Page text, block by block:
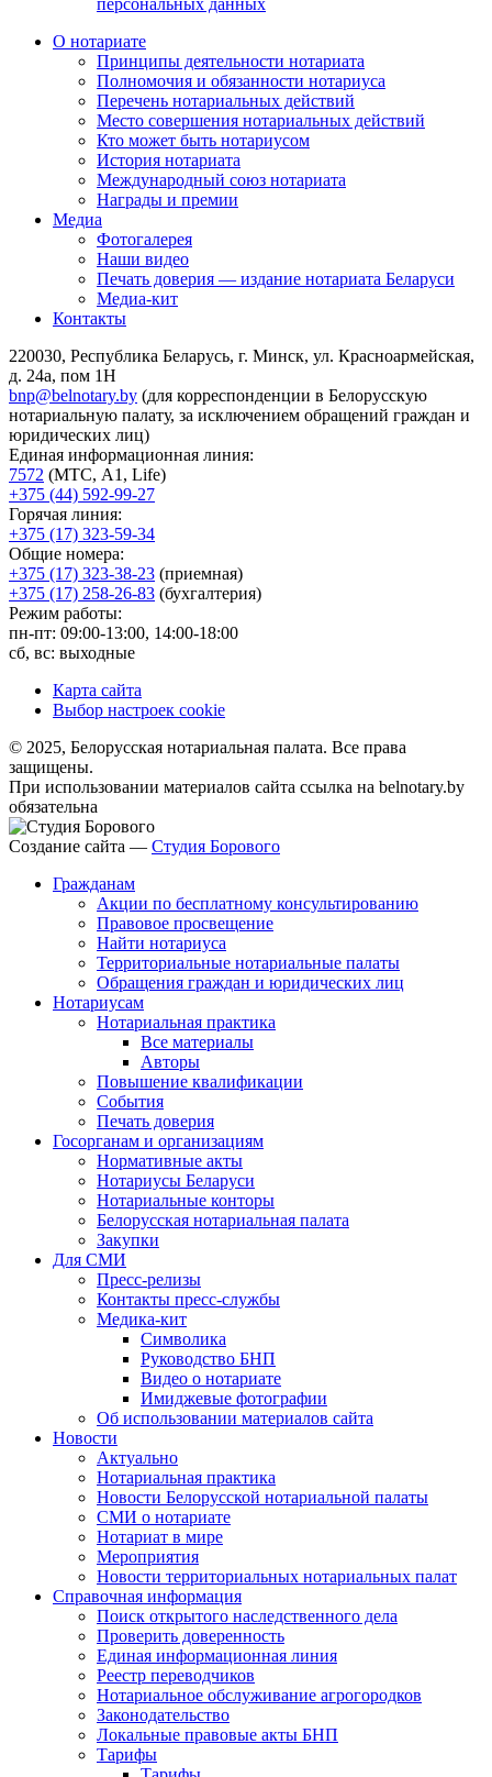
персональных данных
О нотариате
Принципы деятельности нотариата
Полномочия и обязанности нотариуса
Перечень нотариальных действий
Место совершения нотариальных действий
Кто может быть нотариусом
История нотариата
Международный союз нотариата
Награды и премии
Медиа
Фотогалерея
Наши видео
Печать доверия — издание нотариата Беларуси
Медиа-кит
Контакты
220030, Республика Беларусь, г. Минск, ул. Красноармейская,
д. 24а, пом 1Н
bnp@belnotary.by (для корреспонденции в Белорусскую
нотариальную палату, за исключением обращений граждан и
юридических лиц)
Единая информационная линия:
7572 (МТС, A1, Life)
+375 (44) 592-99-27
Горячая линия:
+375 (17) 323-59-34
Общие номера:
+375 (17) 323-38-23 (приемная)
+375 (17) 258-26-83 (бухгалтерия)
Режим работы:
пн-пт: 09:00-13:00, 14:00-18:00
сб, вс: выходные
Карта сайта
Выбор настроек cookie
© 2025, Белорусская нотариальная палата. Все права
защищены.
При использовании материалов сайта ссылка на belnotary.by
обязательна
Создание сайта — Студия Борового
Гражданам
Акции по бесплатному консультированию
Правовое просвещение
Найти нотариуса
Территориальные нотариальные палаты
Обращения граждан и юридических лиц
Нотариусам
Нотариальная практика
Все материалы
Авторы
Повышение квалификации
События
Печать доверия
Госорганам и организациям
Нормативные акты
Нотариусы Беларуси
Нотариальные конторы
Белорусская нотариальная палата
Закупки
Для СМИ
Пресс-релизы
Контакты пресс-службы
Медика-кит
Символика
Руководство БНП
Видео о нотариате
Имиджевые фотографии
Об использовании материалов сайта
Новости
Актуально
Нотариальная практика
Новости Белорусской нотариальной палаты
СМИ о нотариате
Нотариат в мире
Мероприятия
Новости территориальных нотариальных палат
Справочная информация
Поиск открытого наследственного дела
Проверить доверенность
Единая информационная линия
Реестр переводчиков
Нотариальное обслуживание агрогородков
Законодательство
Локальные правовые акты БНП
Тарифы